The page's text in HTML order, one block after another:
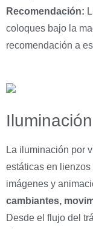
Recomendación:
coloques bajo la
recomendación a
La iluminación por
estáticas en
imágenes y
cambiantes,
Desde el flujo del